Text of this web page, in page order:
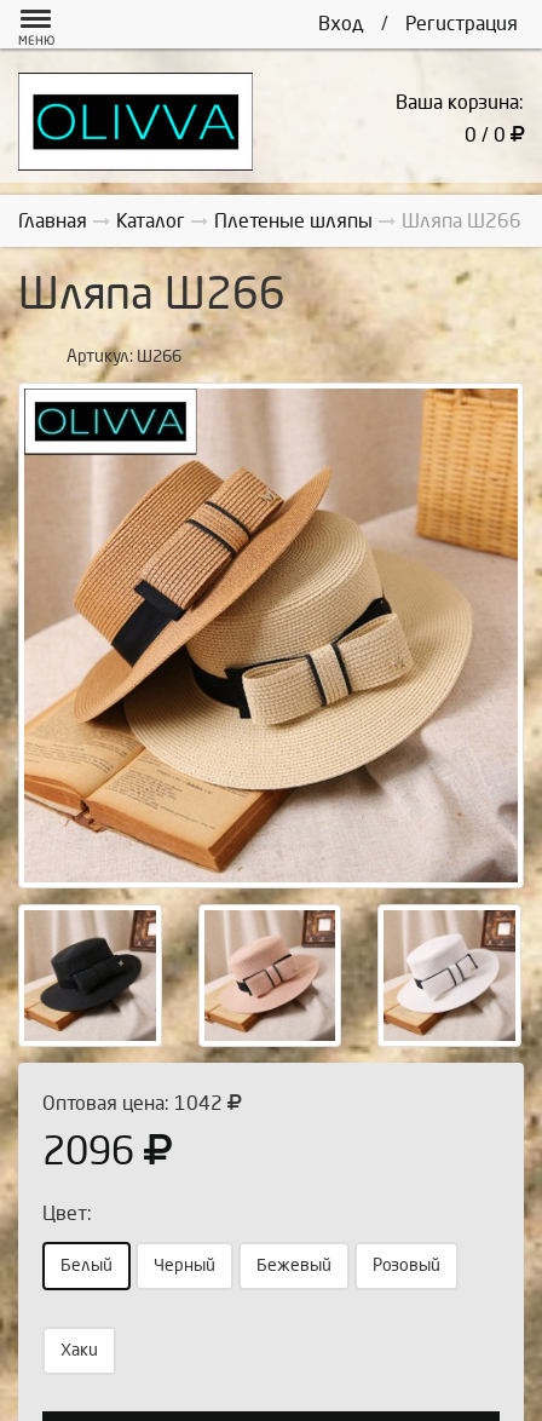
Вход / Регистрация
МЕНЮ
Ваша корзина:
0 / 0
Главная Каталог Плетеные шляпы Шляпа Ш266
Шляпа Ш266
Артикул: Ш266
Оптовая цена: 1042
2096
Цвет:
Белый Черный Бежевый Розовый
Хаки